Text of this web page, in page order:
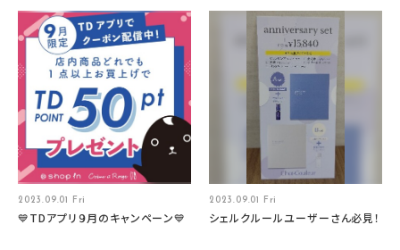
2023.09.01 Fri
💙TDアプリ９月のキャンペーン💙
2023.09.01 Fri
シェルクルールユーザーさん必見！